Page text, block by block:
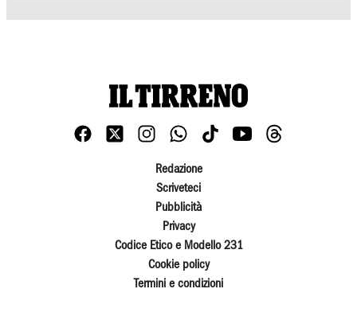
Redazione
Scriveteci
Pubblicità
Privacy
Codice Etico e Modello 231
Cookie policy
Termini e condizioni